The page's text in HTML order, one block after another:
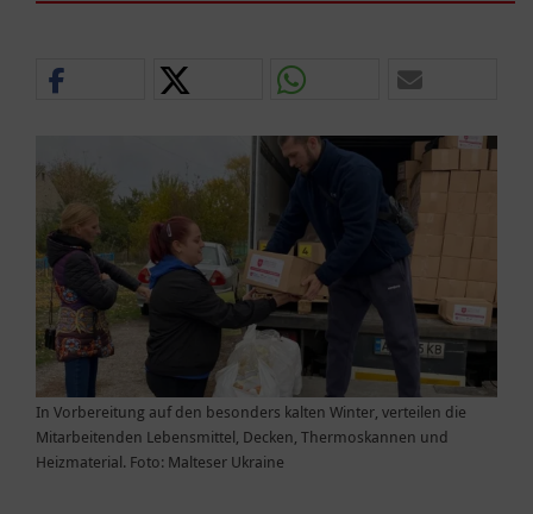
In Vorbereitung auf den besonders kalten Winter, verteilen die
Mitarbeitenden Lebensmittel, Decken, Thermoskannen und
Heizmaterial. Foto: Malteser Ukraine